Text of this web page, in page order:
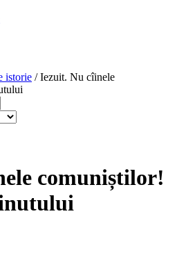
istorie / Iezuit. Nu cîinele
comuniștilor!